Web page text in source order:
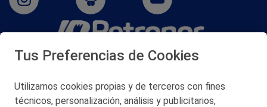
San Martín 5-Edificio Muñatones,
© 2026 Petronor S.A.
Tus Preferencias de Cookies
Utilizamos cookies propias y de terceros con fines
técnicos, personalización, análisis y publicitarios,